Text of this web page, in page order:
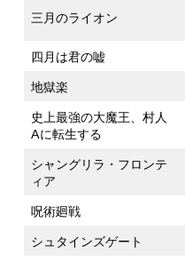
三月のライオン
四月は君の嘘
地獄楽
史上最強の大魔王、村人
Aに転生する
シャングリラ・フロンテ
ィア
呪術廻戦
シュタインズゲート